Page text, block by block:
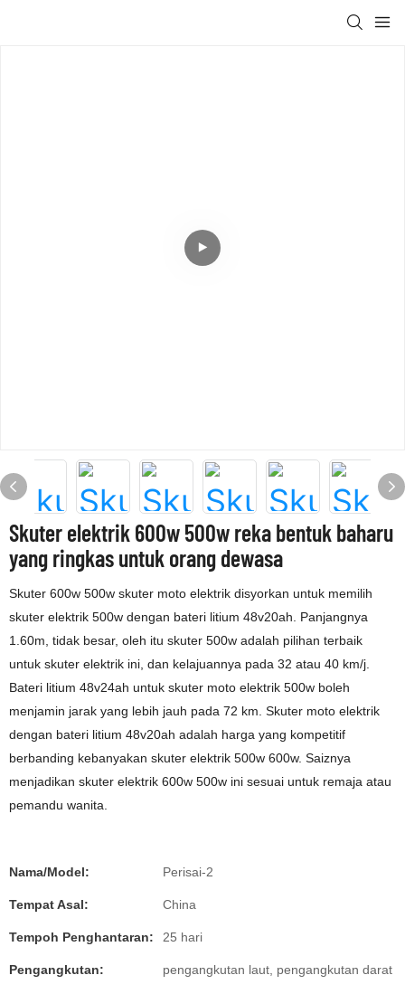
Skuter elektrik 600w 500w reka bentuk baharu
yang ringkas untuk orang dewasa
Skuter 600w 500w skuter moto elektrik disyorkan untuk memilih
skuter elektrik 500w dengan bateri litium 48v20ah. Panjangnya
1.60m, tidak besar, oleh itu skuter 500w adalah pilihan terbaik
untuk skuter elektrik ini, dan kelajuannya pada 32 atau 40 km/j.
Bateri litium 48v24ah untuk skuter moto elektrik 500w boleh
menjamin jarak yang lebih jauh pada 72 km. Skuter moto elektrik
dengan bateri litium 48v20ah adalah harga yang kompetitif
berbanding kebanyakan skuter elektrik 500w 600w. Saiznya
menjadikan skuter elektrik 600w 500w ini sesuai untuk remaja atau
pemandu wanita.
Nama/Model: Perisai-2
Tempat Asal: China
Tempoh Penghantaran: 25 hari
Pengangkutan: pengangkutan laut, pengangkutan darat